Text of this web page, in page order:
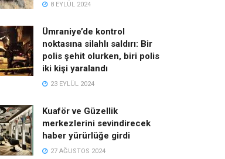
8 EYLÜL 2024
Ümraniye’de kontrol
noktasına silahlı saldırı: Bir
polis şehit olurken, biri polis
iki kişi yaralandı
23 EYLÜL 2024
Kuaför ve Güzellik
merkezlerini sevindirecek
haber yürürlüğe girdi
27 AĞUSTOS 2024